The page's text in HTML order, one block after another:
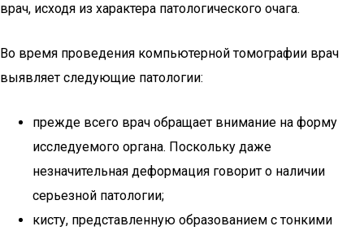
врач, исходя из характера патологического очага.
Во время проведения компьютерной томографии врач
выявляет следующие патологии:
прежде всего врач обращает внимание на форму
исследуемого органа. Поскольку даже
незначительная деформация говорит о наличии
серьезной патологии;
кисту, представленную образованием с тонкими